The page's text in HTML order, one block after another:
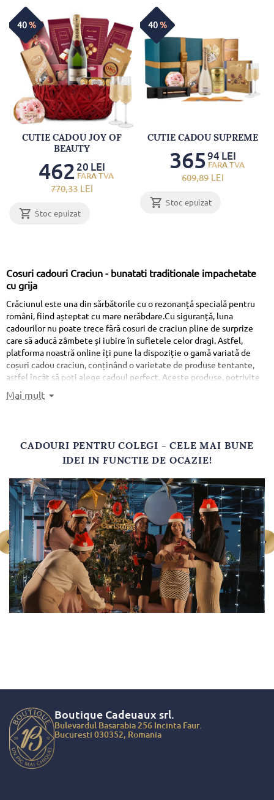
Cosuri cadouri Craciun - bunatati traditionale impachetate
cu grija
Crăciunul este una din sărbătorile cu o rezonanță specială pentru
români, fiind așteptat cu mare nerăbdare.Cu siguranță, luna
cadourilor nu poate trece fără cosuri de craciun pline de surprize
care să aducă zâmbete și iubire în sufletele celor dragi. Astfel,
platforma noastră online îți pune la dispoziție o gamă variată de
coșuri cadou craciun, conținând o varietate de produse tentante,
astfel încât să poți alege cadoul perfect. Aceste produse, potrivite
pentru diverse evenimente, inclusiv petreceri corporate și cele în
cercul apropiat, se caracterizează prin calitatea lor superioară și
sunt adecvate atât pentru copii, cât și pentru femei și bărbați.
Oferta pe care o avem vine în sprijinul tău cu cadouri elaborate și
savuroase, iar tu poți alege pe cel care corespunde cel mai bine
persoanelor din preajma ta. Există opțiuni variate de cosuri cadouri
pentru femeice pot include băuturi precum vin, șampanie sau
spumant, alături de delicii precum cafea, ciocolată sau praline. În
același timp, puteți găsi cadouri pt bărbați cu băuturi precum
whiskey, Moet, coniac, palincă și multe altele. Găsiți inclusiv
coșurile cu dulciuri și cozonac, ideale pentru a fi savurate de către
copii. Poți alege ceea ce te motivează dintr-o gamă largă de coșuri
disponibile pe site-ul nostru. Cu siguranță, vei reuși să aduci bucurie
colegilor tăi. Aceste produse sunt ambalate și alese atent, ceea ce îi
categorie, vei remarca o multitudine de optiuni potrivite pentru
persoanele cele mai exigente din cercul tau de cunostinte. Fie că
este vorba despre șeful tău, pe care deja îl apreciezi, sau despre o
altă persoană importantă din viața ta, ce vrei să o impresionezi cu o
atenție specială, alegerea unui coș de cadouri cu adevărat deosebit
nu va dezamăgi niciodată. Aceste pachete cadou sunt perfecte
Mai mult
40%
CUTIE CADOU JOY OF
BEAUTY
770,33 LEI
462 20 LEI
Stoc epuizat
40%
CUTIE CADOU SUPREME
609,89 LEI
36594 LEI
Stoc epuizat
CADOURI PENTRU COLEGI - CELE MAI BUNE
IDEI IN FUNCTIE DE OCAZIE!
Boutique Cadeuaux srl.
Bulevardul Basarabia 256 Incinta Faur.
Bucuresti 030352, Romania